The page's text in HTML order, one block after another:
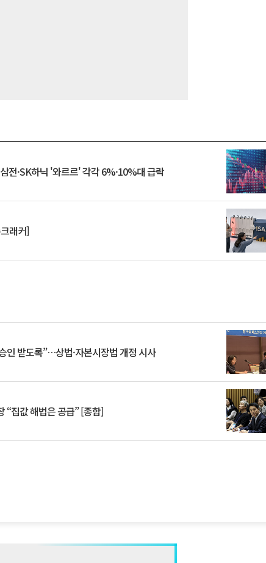
전·SK하닉 '와르르' 각각 6%·10%대 급락
래커]
인 받도록”…상법·자본시장법 개정 시사
“집값 해법은 공급” [종합]